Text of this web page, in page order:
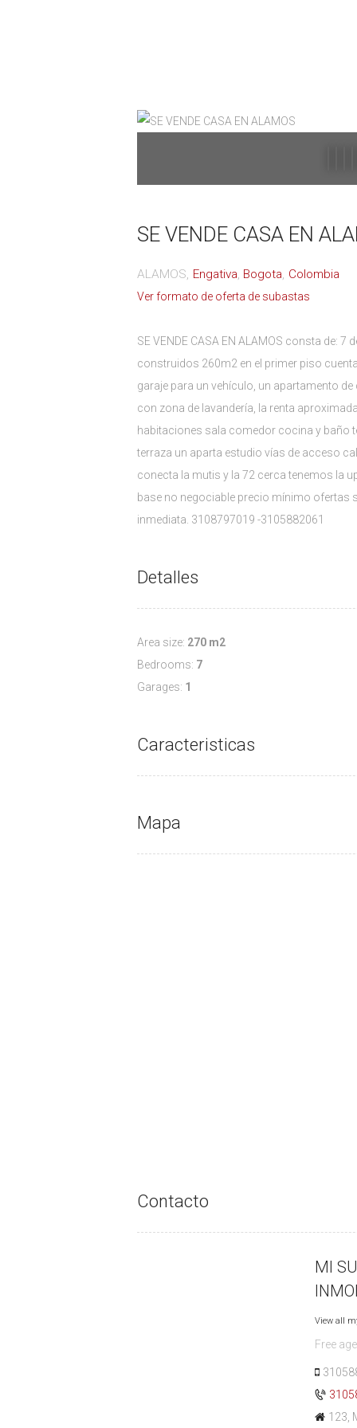
SE VENDE CASA EN
ALAMOS Engativa Bogota Colombia
Ver formato de oferta de subastas
SE VENDE CASA EN ALAMOS consta de:
construidos 260m2 en el primer piso
garaje para un vehículo, un apartamento
con zona de lavandería, la renta
habitaciones sala comedor cocina y baño
terraza un aparta estudio vías de acceso
conecta la mutis y la 72 cerca tenemos la
base no negociable precio mínimo ofertas
inmediata. 3108797019 -3105882061
Detalles
Area size: 270 m2
Bedrooms: 7
Garages: 1
Caracteristicas
Mapa
Contacto
MI
View all
Free
123,